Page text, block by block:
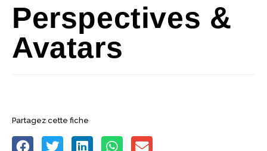
Perspectives &
Avatars
Partagez cette fiche